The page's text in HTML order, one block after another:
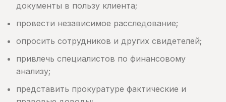
документы в пользу клиента;
провести независимое расследование;
опросить сотрудников и других свидетелей;
привлечь специалистов по финансовому
анализу;
представить прокуратуре фактические и